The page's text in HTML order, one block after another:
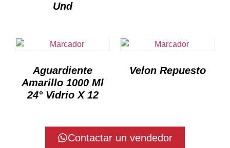
Und
Aguardiente
Amarillo 1000 Ml
24° Vidrio X 12
Velon Repuesto
Contactar un vendedor